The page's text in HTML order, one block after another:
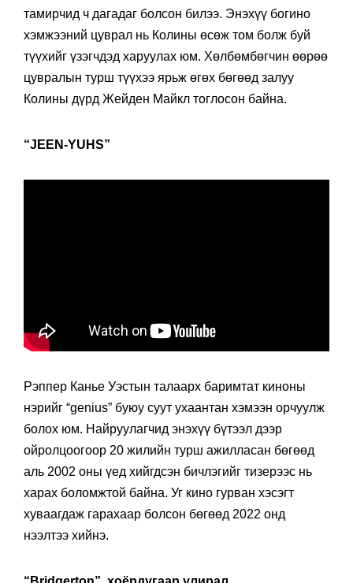
тамирчид ч дагадаг болсон билээ. Энэхүү богино
хэмжээний цуврал нь Колины өсөж том болж буй
түүхийг үзэгчдэд харуулах юм. Хөлбөмбөгчин өөрөө
цувралын турш түүхээ ярьж өгөх бөгөөд залуу
Колины дүрд Жейден Майкл тоглосон байна.
“JEEN-YUHS”
Рэппер Канье Уэстын талаарх баримтат киноны
нэрийг “genius” буюу суут ухаантан хэмээн орчуулж
болох юм. Найруулагчид энэхүү бүтээл дээр
ойролцоогоор 20 жилийн турш ажилласан бөгөөд
аль 2002 оны үед хийгдсэн бичлэгийг тизерээс нь
харах боломжтой байна. Уг кино гурван хэсэгт
хуваагдаж гарахаар болсон бөгөөд 2022 онд
нээлтээ хийнэ.